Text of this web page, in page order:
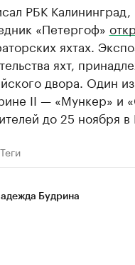
РБК
«Петергоф»
яхтах.
яхт,
двора. Один
II — «Мункер» и
до 25 ноября
Теги
Будрина